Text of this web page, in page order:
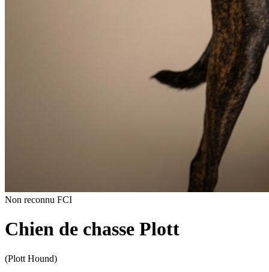
Non reconnu FCI
Chien de chasse Plott
(Plott Hound)